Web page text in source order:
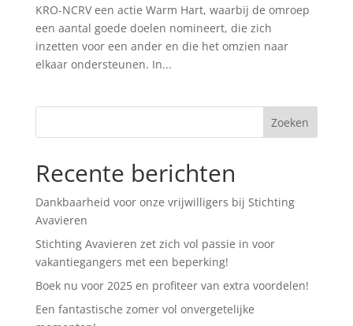
KRO-NCRV een actie Warm Hart, waarbij de omroep
een aantal goede doelen nomineert, die zich
inzetten voor een ander en die het omzien naar
elkaar ondersteunen. In...
Recente berichten
Dankbaarheid voor onze vrijwilligers bij Stichting
Avavieren
Stichting Avavieren zet zich vol passie in voor
vakantiegangers met een beperking!
Boek nu voor 2025 en profiteer van extra voordelen!
Een fantastische zomer vol onvergetelijke